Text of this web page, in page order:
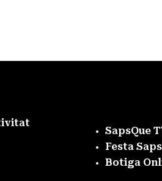
SapsQue
Festa
Botiga